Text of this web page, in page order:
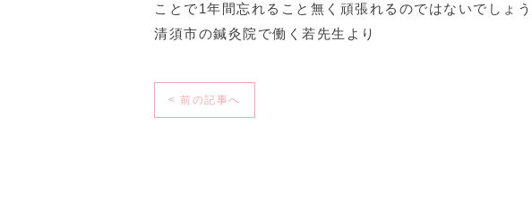
ことで1年間忘れること無く頑張れるのではないでしょう
清須市の鍼灸院で働く若先生より
< 前の記事へ